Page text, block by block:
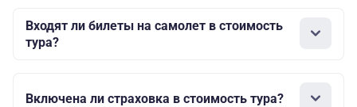
Входят ли билеты на самолет в стоимость
тура?
Включена ли страховка в стоимость тура?